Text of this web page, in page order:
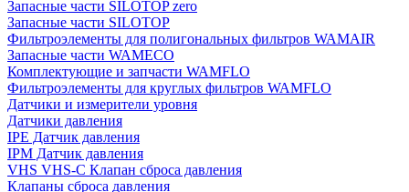
Запасные части SILOTOP zero
Запасные части SILOTOP
Фильтроэлементы для полигональных фильтров WAMAIR
Запасные части WAMECO
Комплектующие и запчасти WAMFLO
Фильтроэлементы для круглых фильтров WAMFLO
Датчики и измерители уровня
Датчики давления
IPE Датчик давления
IPM Датчик давления
VHS VHS-C Клапан сброса давления
Клапаны сброса давления